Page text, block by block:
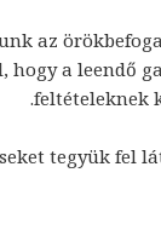
az
a leendő
feltételeknek
tegyük fel